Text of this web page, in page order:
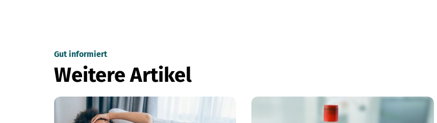
Gut informiert
Weitere Artikel